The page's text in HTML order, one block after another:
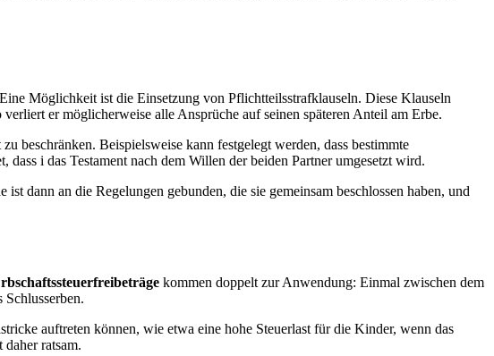
Möglichkeit ist die Einsetzung von Pflichtteilsstrafklauseln. Diese Klauseln
er möglicherweise alle Ansprüche auf seinen späteren Anteil am Erbe.
beschränken. Beispielsweise kann festgelegt werden, dass bestimmte
i das Testament nach dem Willen der beiden Partner umgesetzt wird.
dann an die Regelungen gebunden, die sie gemeinsam beschlossen haben, und
kommen doppelt zur Anwendung: Einmal zwischen dem
auftreten können, wie etwa eine hohe Steuerlast für die Kinder, wenn das
daher ratsam.